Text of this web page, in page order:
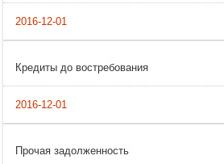
Кредиты до востребования
Прочая задолженность